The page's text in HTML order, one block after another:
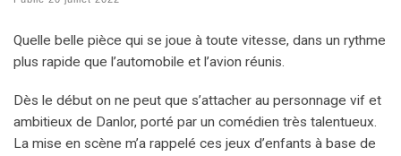
Quelle belle pièce qui se joue à toute vitesse, dans un rythme
plus rapide que l’automobile et l’avion réunis.
Dès le début on ne peut que s’attacher au personnage vif et
ambitieux de Danlor, porté par un comédien très talentueux.
La mise en scène m’a rappelé ces jeux d’enfants à base de